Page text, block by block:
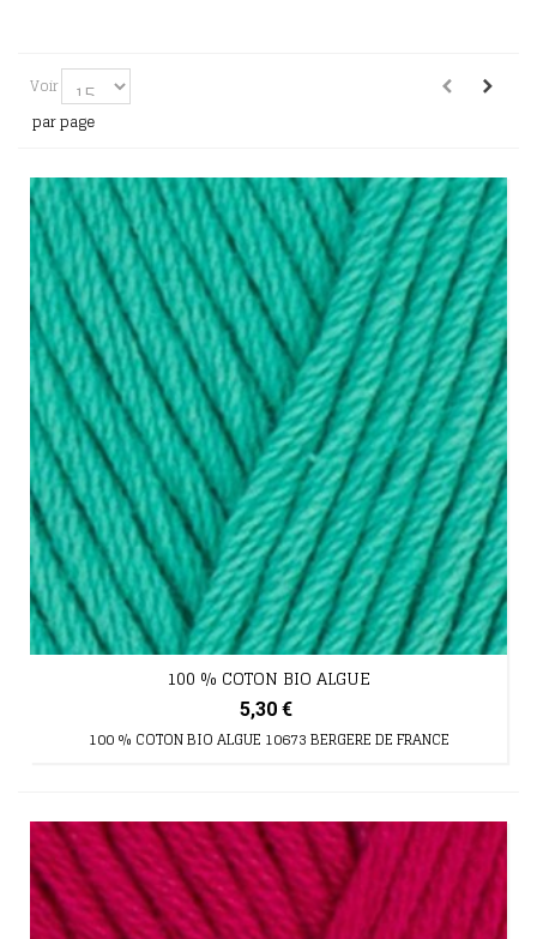
Voir
par page
100 % COTON BIO ALGUE
5,30 €
100 % COTON BIO ALGUE 10673 BERGERE DE FRANCE